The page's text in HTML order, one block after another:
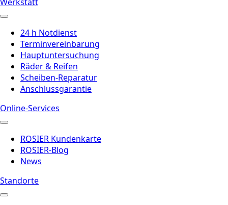
24 h Notdienst
Terminvereinbarung
Hauptuntersuchung
Räder & Reifen
Scheiben-Reparatur
Anschlussgarantie
Online-Services
ROSIER Kundenkarte
ROSIER-Blog
News
Standorte